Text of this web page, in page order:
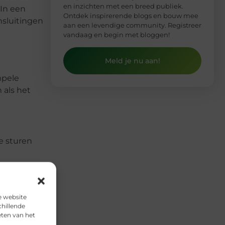
website
van het
een
als het
sturen
&
plekken.
en inzichten met een breed publiek.
Ontdek inspirerende blogs en bouw mee
aan een levendige community. Registreer
vandaag en begin met bloggen!
Meld je nu aan!